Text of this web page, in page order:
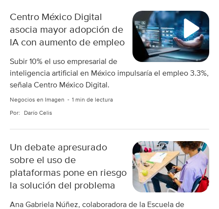
Centro México Digital
asocia mayor adopción de
IA con aumento de empleo
Subir 10% el uso empresarial de
inteligencia artificial en México impulsaría el empleo 3.3%,
señala Centro México Digital.
Negocios en Imagen 1 min de lectura
Por: Darío Celis
Un debate apresurado
sobre el uso de
plataformas pone en riesgo
la solución del problema
Ana Gabriela Núñez, colaboradora de la Escuela de